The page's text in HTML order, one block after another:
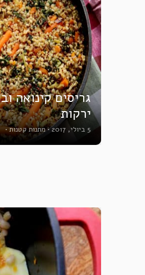
גריסים קינואה
ירקות
5 ביולי, 2017 • מתנות קטנות •